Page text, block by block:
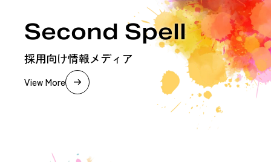
Second Spell
採用向け情報メディア
View More